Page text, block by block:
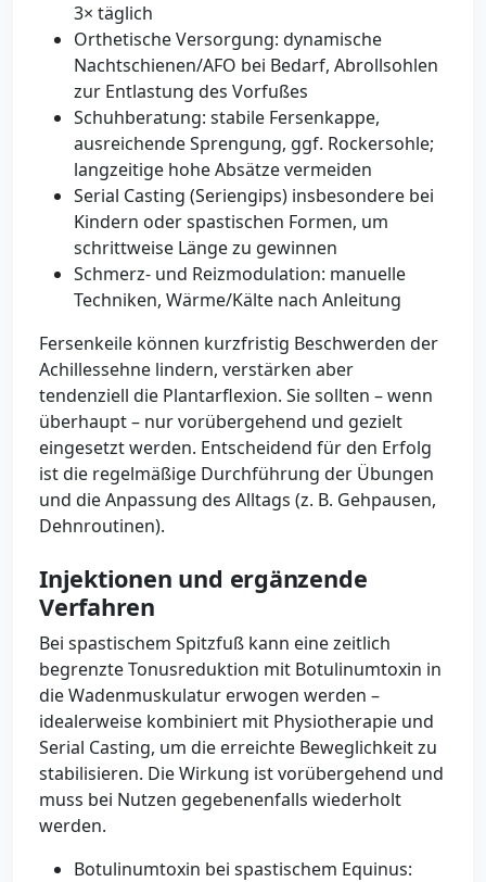
3× täglich
Orthetische Versorgung: dynamische
Nachtschienen/AFO bei Bedarf, Abrollsohlen
zur Entlastung des Vorfußes
Schuhberatung: stabile Fersenkappe,
ausreichende Sprengung, ggf. Rockersohle;
langzeitige hohe Absätze vermeiden
Serial Casting (Seriengips) insbesondere bei
Kindern oder spastischen Formen, um
schrittweise Länge zu gewinnen
Schmerz- und Reizmodulation: manuelle
Techniken, Wärme/Kälte nach Anleitung
Fersenkeile können kurzfristig Beschwerden der
Achillessehne lindern, verstärken aber
tendenziell die Plantarflexion. Sie sollten – wenn
überhaupt – nur vorübergehend und gezielt
eingesetzt werden. Entscheidend für den Erfolg
ist die regelmäßige Durchführung der Übungen
und die Anpassung des Alltags (z. B. Gehpausen,
Dehnroutinen).
Injektionen und ergänzende
Verfahren
Bei spastischem Spitzfuß kann eine zeitlich
begrenzte Tonusreduktion mit Botulinumtoxin in
die Wadenmuskulatur erwogen werden –
idealerweise kombiniert mit Physiotherapie und
Serial Casting, um die erreichte Beweglichkeit zu
stabilisieren. Die Wirkung ist vorübergehend und
muss bei Nutzen gegebenenfalls wiederholt
werden.
Botulinumtoxin bei spastischem Equinus: